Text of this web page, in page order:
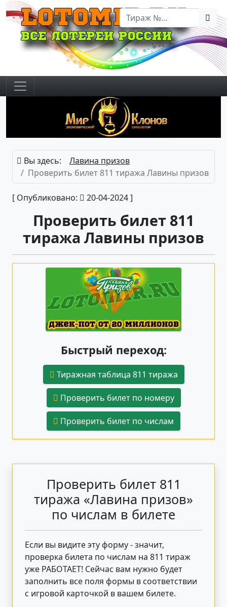
Вы здесь:
Лавина призов
Проверить билет 811 тиража Лавины призов
[ Опубликовано: 20-04-2024 ]
Проверить билет 811
тиража Лавины призов
Быстрый переход:
Тиражная таблица 811 тиража
Проверить билет по номеру
Проверить билет по числам
Проверить билет 811
тиража «Лавина призов»
по числам в билете
Если вы видите эту форму - значит,
проверка билета по числам на 811 тираж
уже РАБОТАЕТ! Сейчас вам нужно будет
заполнить все поля формы в соответствии
с игровой карточкой в вашем билете.